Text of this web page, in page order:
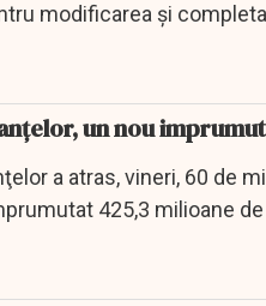
modificarea și
un nou
a atras, vineri, 60 de
425,3 milioane